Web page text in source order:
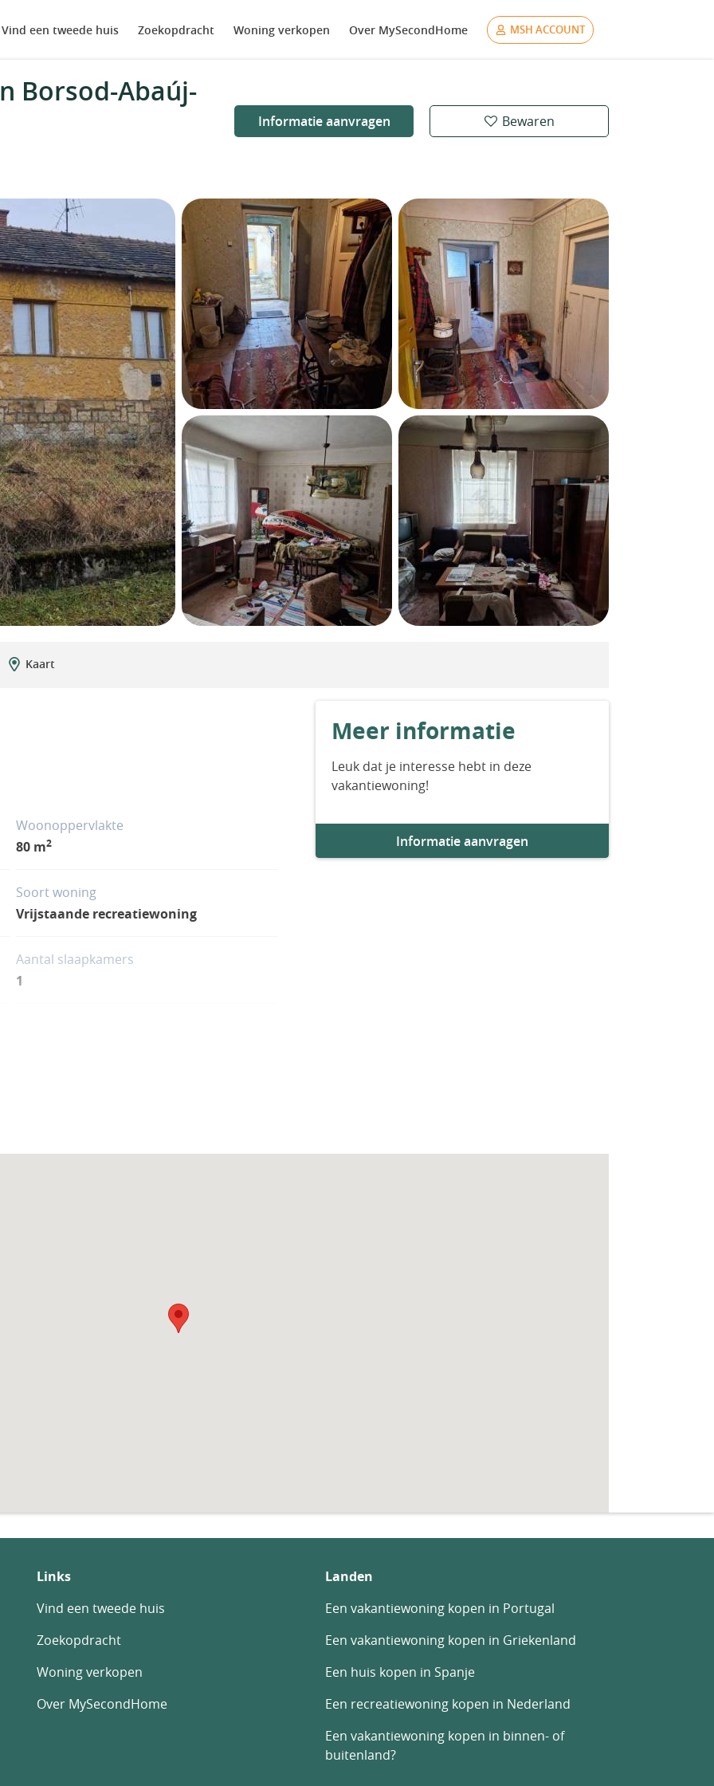
Vind een tweede huis Zoekopdracht Woning verkopen Over MySecondHome MSH ACCOUNT
Borsod-Abaúj-
Informatie aanvragen Bewaren
Kaart
Woonoppervlakte
80 m2
Soort woning
Vrijstaande recreatiewoning
Aantal slaapkamers
1
Meer informatie
Leuk dat je interesse hebt in deze
vakantiewoning!
Informatie aanvragen
Links
Vind een tweede huis
Zoekopdracht
Woning verkopen
Over MySecondHome
Landen
Een vakantiewoning kopen in Portugal
Een vakantiewoning kopen in Griekenland
Een huis kopen in Spanje
Een recreatiewoning kopen in Nederland
Een vakantiewoning kopen in binnen- of
buitenland?